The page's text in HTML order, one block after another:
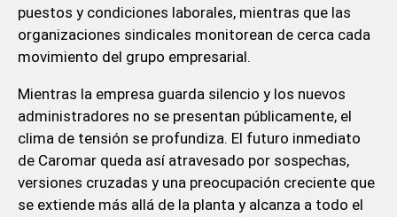
puestos y condiciones laborales, mientras que las
organizaciones sindicales monitorean de cerca cada
movimiento del grupo empresarial.
Mientras la empresa guarda silencio y los nuevos
administradores no se presentan públicamente, el
clima de tensión se profundiza. El futuro inmediato
de Caromar queda así atravesado por sospechas,
versiones cruzadas y una preocupación creciente que
se extiende más allá de la planta y alcanza a todo el